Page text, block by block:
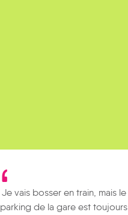
Je vais bosser en train, mais le
parking de la gare est toujours